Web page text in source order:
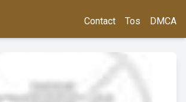
Contact Tos DMCA